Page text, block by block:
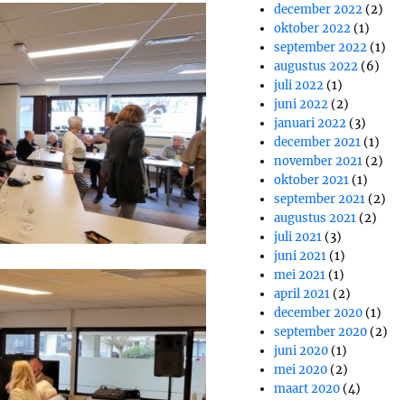
december 2022(2)
oktober 2022(1)
september 2022(1)
augustus 2022(6)
juli 2022(1)
juni 2022(2)
januari 2022(3)
december 2021(1)
november 2021(2)
oktober 2021(1)
september 2021(2)
augustus 2021(2)
juli 2021(3)
juni 2021(1)
mei 2021(1)
april 2021(2)
december 2020(1)
september 2020(2)
juni 2020(1)
mei 2020(2)
maart 2020(4)